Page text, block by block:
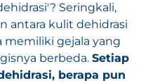
Seringkali,
antara kulit dehidrasi
memiliki gejala yang
berbeda. Setiap
berapa pun